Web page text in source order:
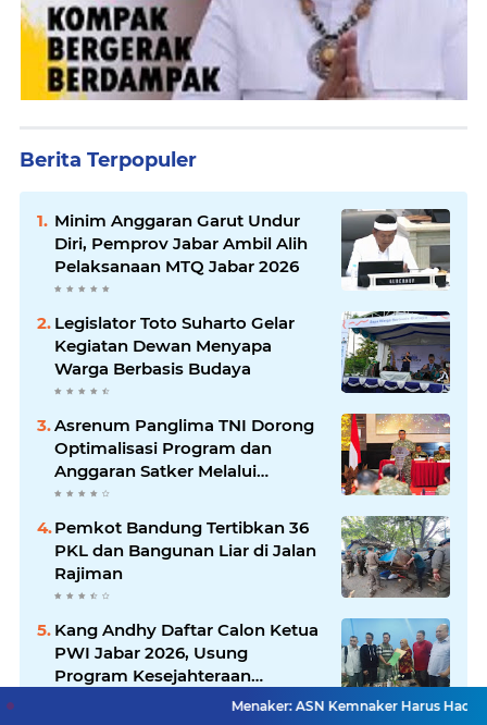
Berita Terpopuler
Minim Anggaran Garut Undur
Diri, Pemprov Jabar Ambil Alih
Pelaksanaan MTQ Jabar 2026
Legislator Toto Suharto Gelar
Kegiatan Dewan Menyapa
Warga Berbasis Budaya
Asrenum Panglima TNI Dorong
Optimalisasi Program dan
Anggaran Satker Melalui
Evaluasi Kinerja
Pemkot Bandung Tertibkan 36
PKL dan Bangunan Liar di Jalan
Rajiman
Kang Andhy Daftar Calon Ketua
PWI Jabar 2026, Usung
Program Kesejahteraan
Wartawan hingga Peluang Kerja
Menaker: ASN Kemnaker Harus Hadirkan Dampak